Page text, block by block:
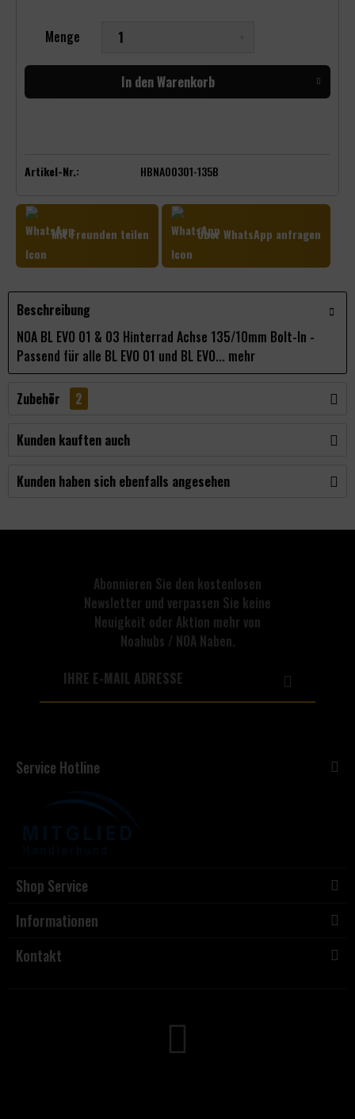
Menge
In denWarenkorb
Artikel-Nr.: HBNA00301-135B
Mit Freunden teilen Über WhatsApp anfragen
Beschreibung
NOA BL EVO 01 & 03 Hinterrad Achse 135/10mm Bolt-In -
Passend für alle BL EVO 01 und BL EVO... mehr
Zubehör 2
Kunden kauften auch
Kunden haben sich ebenfalls angesehen
Abonnieren Sie den kostenlosen
Newsletter und verpassen Sie keine
Neuigkeit oder Aktion mehr von
Noahubs / NOA Naben.
Service Hotline
Shop Service
Informationen
Kontakt